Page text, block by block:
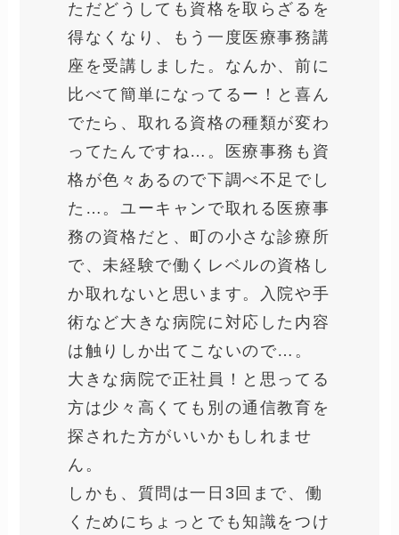
ただどうしても資格を取らざるを
得なくなり、もう一度医療事務講
座を受講しました。なんか、前に
比べて簡単になってるー！と喜ん
でたら、取れる資格の種類が変わ
ってたんですね…。医療事務も資
格が色々あるので下調べ不足でし
た…。ユーキャンで取れる医療事
務の資格だと、町の小さな診療所
で、未経験で働くレベルの資格し
か取れないと思います。入院や手
術など大きな病院に対応した内容
は触りしか出てこないので…。
大きな病院で正社員！と思ってる
方は少々高くても別の通信教育を
探された方がいいかもしれませ
ん。
しかも、質問は一日3回まで、働
くためにちょっとでも知識をつけ